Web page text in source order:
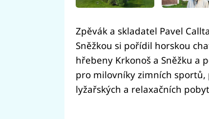
Zpěvák a skladatel Pavel
Sněžkou si pořídil horskou
hřebeny Krkonoš a Sněžku a
pro milovníky zimních
lyžařských a relaxačních